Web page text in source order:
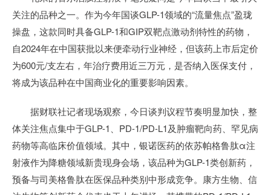
关注的品种之一。作为今年国谈GLP-1领域的“流量焦点”盈珑
操盘，这款同时具备GLP-1和GIP双靶点激动剂特性的药物，
自2024年在中国获批以来便牵动行业神经，但该药上市后定价
为600元/支左右，年治疗费用近三万元，是否纳入医保支付，
将成为该品种在中国商业化的重要影响因素。
据财联社记者现场观察，今日谈判议程节奏明显加快，整
体关注焦点集中于GLP-1、PD-1/PD-L1及肿瘤靶向药、罕见病
药物等高临床价值领域。其中，银诺医药的依苏帕格鲁肽α注
射液作为降糖领域新贵现身会场，该品种为GLP-1类创新药，
预备与司美格鲁肽在医保品种类别中形成竞争。康方生物、信